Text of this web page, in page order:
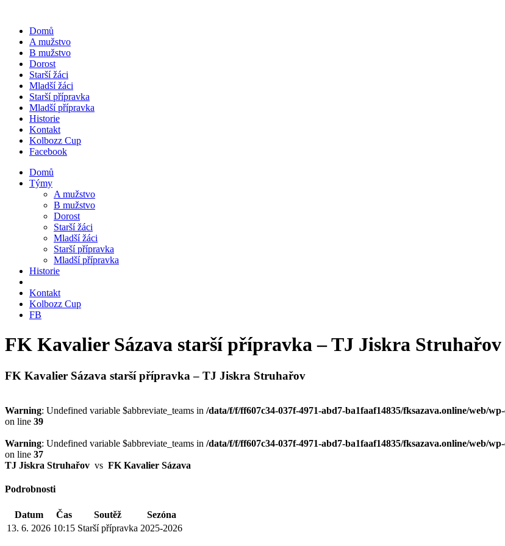
Domů
A mužstvo
B mužstvo
Dorost
Starší žáci
Mladší žáci
Starší přípravka
Mladší přípravka
Historie
Kontakt
Kolbozz Cup
Facebook
Domů
Týmy
A mužstvo
B mužstvo
Dorost
Starší žáci
Mladší žáci
Starší přípravka
Mladší přípravka
Historie
Kontakt
Kolbozz Cup
FB
FK Kavalier Sázava starší přípravka – TJ Jiskra Struhařov
FK Kavalier Sázava starší přípravka – TJ Jiskra Struhařov
Warning: Undefined variable $abbreviate_teams in /data/f/f/ff607c34-037f-4971-abd7-ba1faaf14835/fksazava.online/web/
on line 39
Warning: Undefined variable $abbreviate_teams in /data/f/f/ff607c34-037f-4971-abd7-ba1faaf14835/fksazava.online/web/
on line 37
TJ Jiskra Struhařov vs FK Kavalier Sázava
Podrobnosti
Datum Čas Soutěž
Sezóna
13. 6. 2026 10:15 Starší přípravka 2025-2026